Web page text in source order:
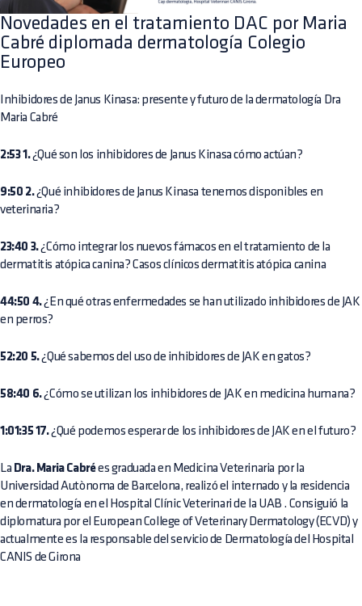
Novedades en el tratamiento DAC por Maria
Cabré diplomada dermatología Colegio
Europeo
Inhibidores de Janus Kinasa: presente y futuro de la dermatología Dra
Maria Cabré
2:53 1.¿Qué son los inhibidores de Janus Kinasa cómo actúan?
9:50 2.¿Qué inhibidores de Janus Kinasa tenemos disponibles en
veterinaria?
23:40 3.¿Cómo integrar los nuevos fámacos en el tratamiento de la
dermatitis atópica canina? Casos clínicos dermatitis atópica canina
44:50 4.¿En qué otras enfermedades se han utilizado inhibidores de JAK
en perros?
52:20 5.¿Qué sabemos del uso de inhibidores de JAK en gatos?
58:40 6.¿Cómo se utilizan los inhibidores de JAK en medicina humana?
1:01:35 17.¿Qué podemos esperar de los inhibidores de JAK en el futuro?
La Dra. Maria Cabrées graduada en Medicina Veterinaria por la
Universidad Autònoma de Barcelona, realizó el internado y la residencia
en dermatología en el Hospital Clínic Veterinari de la UAB . Consiguió la
diplomatura por el European College of Veterinary Dermatology (ECVD) y
actualmente es la responsable del servicio de Dermatología del Hospital
CANIS de Girona